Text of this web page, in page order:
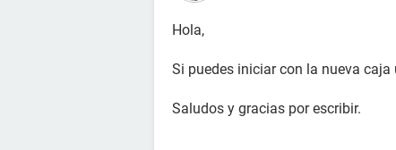
Hola,
Si puedes iniciar con la nueva caja
Saludos y gracias por escribir.